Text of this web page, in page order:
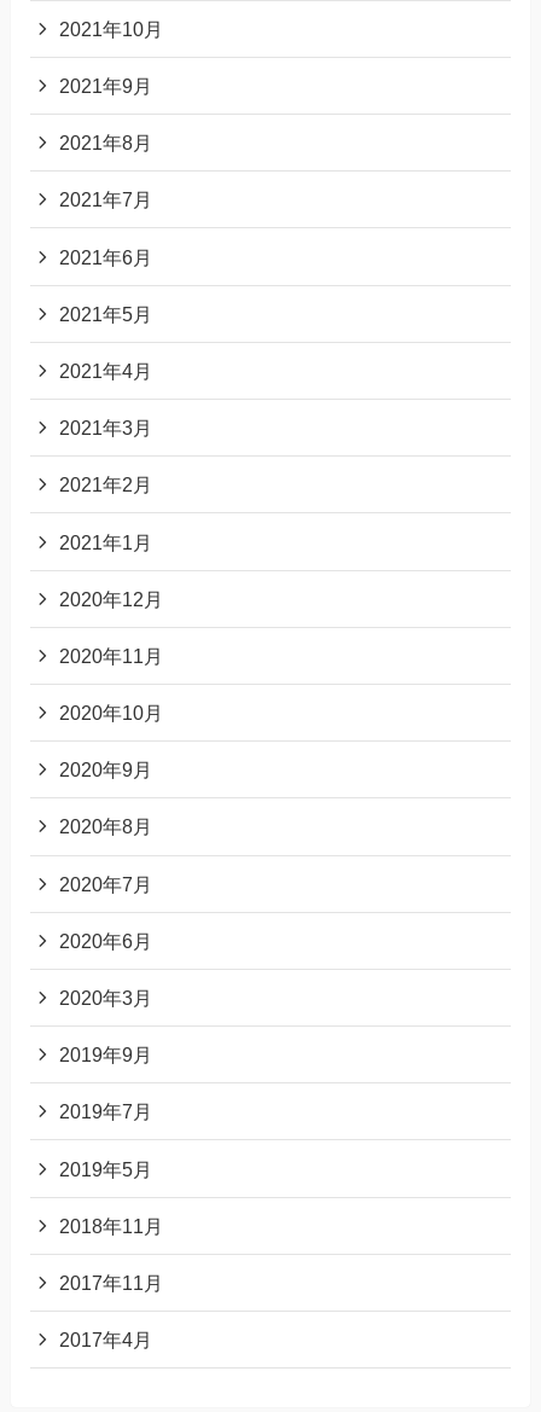
2021年10月
2021年9月
2021年8月
2021年7月
2021年6月
2021年5月
2021年4月
2021年3月
2021年2月
2021年1月
2020年12月
2020年11月
2020年10月
2020年9月
2020年8月
2020年7月
2020年6月
2020年3月
2019年9月
2019年7月
2019年5月
2018年11月
2017年11月
2017年4月